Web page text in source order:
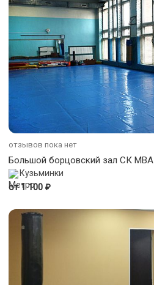
отзывов пока нет
Большой борцовский зал СК МВА
Кузьминки
от 1 100 ₽